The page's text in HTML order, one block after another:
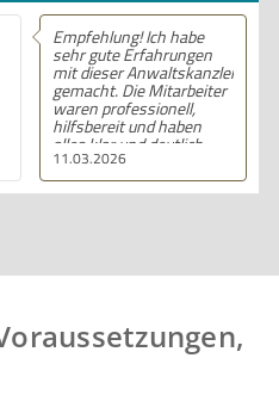
11.03.2026
Empfehlung! Ich habe
sehr gute Erfahrungen
mit dieser Anwaltskanzlei
gemacht. Die Mitarbeiter
waren professionell,
hilfsbereit und haben
alles klar und deutlich
erklärt. Ich bin mit der
Beratung sehr zufrieden
und kann ihre